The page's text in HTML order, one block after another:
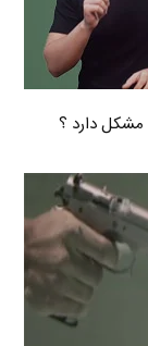
مشکل دارد ؟